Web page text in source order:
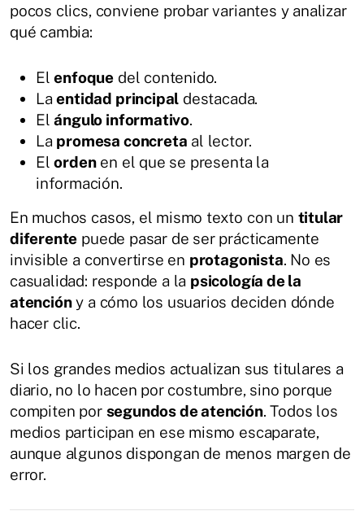
pocos clics, conviene probar variantes y analizar
qué cambia:
Elenfoque del contenido.
Laentidad principal destacada.
Elángulo informativo.
La promesa concreta al lector.
Elordenen el que se presenta la
información.
En muchos casos, el mismo texto con un titular
diferente puede pasar de ser prácticamente
invisible a convertirse en protagonista. No es
casualidad: responde a la psicología de la
atencióny a cómo los usuarios deciden dónde
hacer clic.
Si los grandes medios actualizan sus titulares a
diario, no lo hacen por costumbre, sino porque
compiten por segundos de atención. Todos los
medios participan en ese mismo escaparate,
aunque algunos dispongan de menos margen de
error.